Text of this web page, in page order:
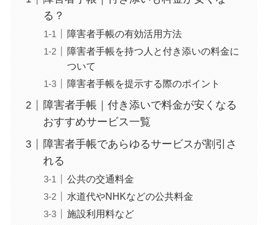
る？
障害者手帳の有効活用方法
障害者手帳を持つ人と付き添いの料金に
ついて
障害者手帳を提示する際のポイント
障害者手帳｜付き添いで料金が安くなる
おすすめサービス一覧
障害者手帳であらゆるサービスが割引さ
れる
公共の交通料金
水道代やNHKなどの公共料金
施設利用料など